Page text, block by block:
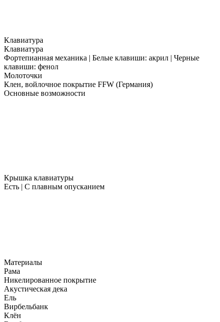
Клавиатура
Клавиатура
Фортепианная механика | Белые клавиши: акрил | Черные
клавиши: фенол
Молоточки
Клен, войлочное покрытие FFW (Германия)
Основные возможности
Крышка клавиатуры
Есть | С плавным опусканием
Материалы
Рама
Никелированное покрытие
Акустическая дека
Ель
Вирбельбанк
Клён